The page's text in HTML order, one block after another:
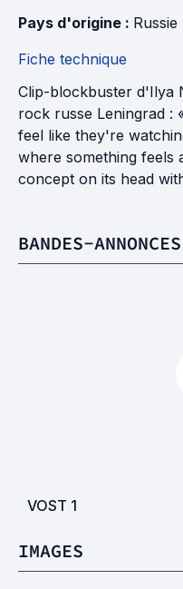
Pays d'origine : Russie
Fiche technique
Clip-blockbuster d'Ilya
rock russe Leningrad :
feel like they're
where something feels
concept on its head
BANDES-ANNONCES
VOST 1
IMAGES